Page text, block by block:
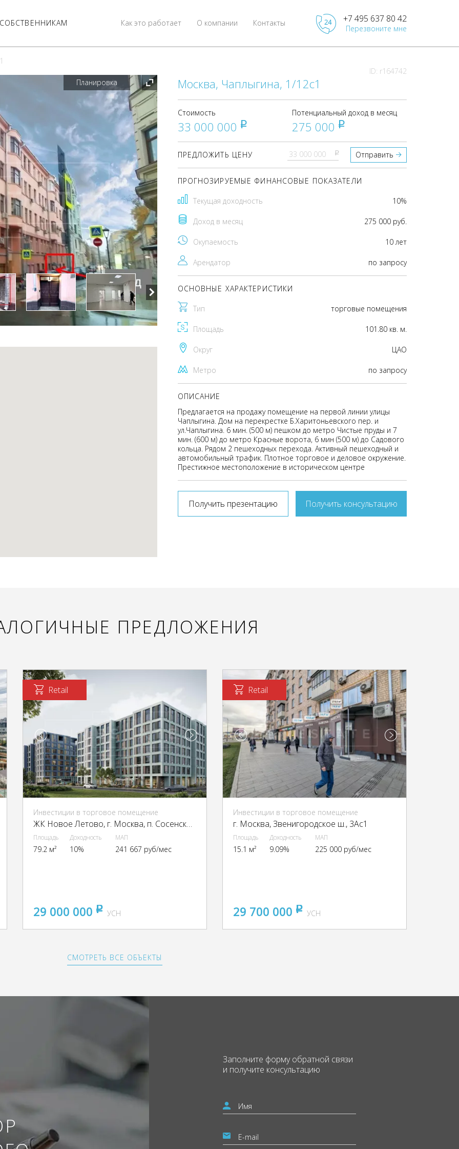
Контакты
О компании
Как это работает +7 495 637 80 42
Перезвоните мне
ID: r164742
Планировка
Москва, Чаплыгина, 1/12с1
Стоимость
33 000 000 pуб
Потенциальный доход в месяц
275 000 pуб
ПРЕДЛОЖИТЬ ЦЕНУ pуб Отправить
ПРОГНОЗИРУЕМЫЕ ФИНАНСОВЫЕ ПОКАЗАТЕЛИ
Текущая доходность 10%
Доход в месяц 275 000 руб.
Окупаемость 10 лет
Арендатор по запросу
ОСНОВНЫЕ ХАРАКТЕРИСТИКИ
Тип торговые помещения
Площадь 101.80 кв. м.
Округ ЦАО
Метро по запросу
ОПИСАНИЕ
Предлагается на продажу помещение на первой линии улицы
Чаплыгина. Дом на перекрестке Б.Харитоньевского пер. и
ул.Чаплыгина. 6 мин. (500 м) пешком до метро Чистые пруды и 7
мин. (600 м) до метро Красные ворота, 6 мин (500 м) до Садового
кольца. Рядом 2 пешеходных перехода. Активный пешеходный и
автомобильный трафик. Плотное торговое и деловое окружение.
Престижное местоположение в историческом центре
Получить презентацию Получить консультацию
ПРЕДЛОЖЕНИЯ
Retail
Инвестиции в торговое помещение
ЖК Новое Летово, г. Москва, п. Сосенское, квартал № 82, ЖК Новое Летово, к2
Площадь
79.2 м²
Доходность
10%
МАП
241 667 руб/мес
29 000 000 pуб
УСН
Retail
Инвестиции в торговое помещение
г. Москва, Звенигородское ш., 3Ас1
Площадь
15.1 м²
Доходность
9.09%
МАП
225 000 руб/мес
29 700 000 pуб
УСН
СМОТРЕТЬ ВСЕ ОБЪЕКТЫ
Заполните формуобратной связи
и получите консультацию